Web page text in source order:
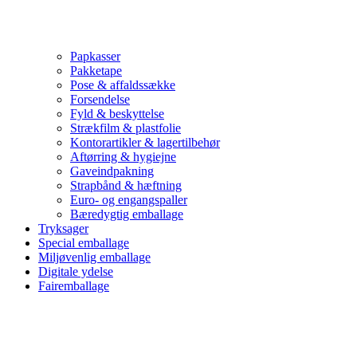
Papkasser
Pakketape
Pose & affaldssække
Forsendelse
Fyld & beskyttelse
Strækfilm & plastfolie
Kontorartikler & lagertilbehør
Aftørring & hygiejne
Gaveindpakning
Strapbånd & hæftning
Euro- og engangspaller
Bæredygtig emballage
Tryksager
Special emballage
Miljøvenlig emballage
Digitale ydelse
Fairemballage